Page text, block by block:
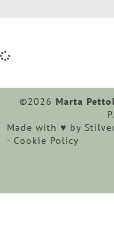
©2026 Marta
Made with ♥︎ by
- Cookie Policy